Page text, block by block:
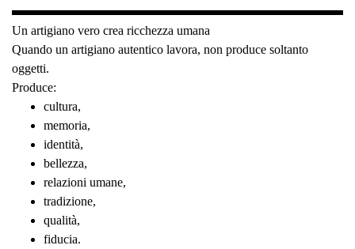
Un artigiano vero crea ricchezza umana
Quando un artigiano autentico lavora, non produce soltanto
oggetti.
Produce:
cultura,
memoria,
identità,
bellezza,
relazioni umane,
tradizione,
qualità,
fiducia.